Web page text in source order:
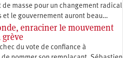
masse pour un changement radical
et le gouvernement auront beau…
enraciner le mouvement
du vote de confiance à